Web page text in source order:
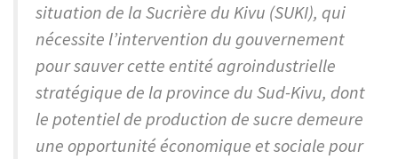
situation de la Sucrière du Kivu (SUKI), qui
nécessite l’intervention du gouvernement
pour sauver cette entité agroindustrielle
stratégique de la province du Sud-Kivu, dont
le potentiel de production de sucre demeure
une opportunité économique et sociale pour